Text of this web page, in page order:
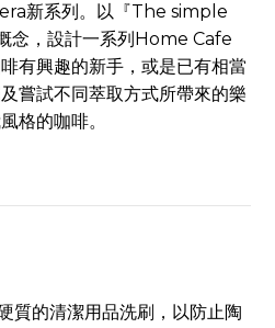
新系列。以『The simple
，設計一系列Home Cafe
有興趣的新手，或是已有相當
嘗試不同萃取方式所帶來的樂
格的咖啡。
質的清潔用品洗刷，以防止陶